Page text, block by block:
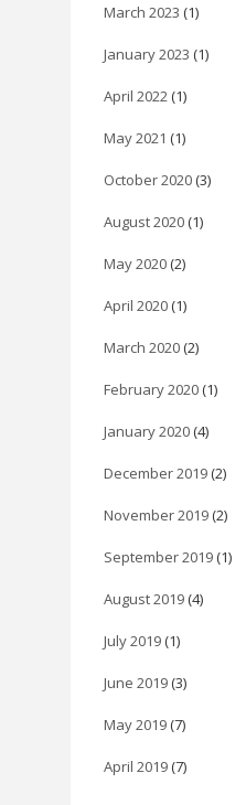
March 2023 (1)
January 2023 (1)
April 2022 (1)
May 2021 (1)
October 2020 (3)
August 2020 (1)
May 2020 (2)
April 2020 (1)
March 2020 (2)
February 2020 (1)
January 2020 (4)
December 2019 (2)
November 2019 (2)
September 2019 (1)
August 2019 (4)
July 2019 (1)
June 2019 (3)
May 2019 (7)
April 2019 (7)